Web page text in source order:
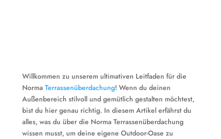
Willkommen zu unserem ultimativen Leitfaden für die
Norma Terrassenüberdachung! Wenn du deinen
Außenbereich stilvoll und gemütlich gestalten möchtest,
bist du hier genau richtig. In diesem Artikel erfährst du
alles, was du über die Norma Terrassenüberdachung
wissen musst, um deine eigene Outdoor-Oase zu